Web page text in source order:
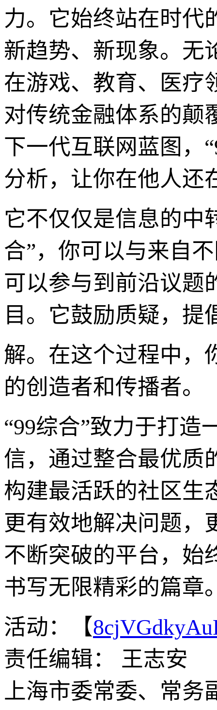
力。它始终站在时代
新趋势、新现象。无
在游戏、教育、医疗
对传统金融体系的颠
下一代互联网蓝图，
分析，让你在他人还
它不仅仅是信息的中
合”，你可以与来自
可以参与到前沿议题
目。它鼓励质疑，提
解。在这个过程中，
的创造者和传播者。
“99综合”致力于打造
信，通过整合最优质
构建最活跃的社区生
更有效地解决问题，
不断突破的平台，始
书写无限精彩的篇章
活动：【
责任编辑： 王志安
上海市委常委、常务